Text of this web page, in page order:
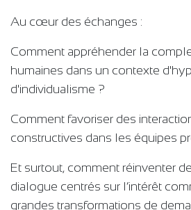
Au cœur des échanges :
Comment appréhender la
humaines dans un contexte
d'individualisme ?
Comment favoriser des
constructives dans les équipes
Et surtout, comment réinventer
dialogue centrés sur l’intérêt
grandes transformations de